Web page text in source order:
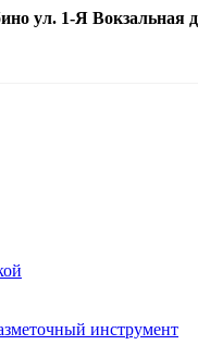
ул. 1-Я Вокзальная
инструмент